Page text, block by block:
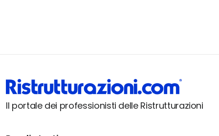
Il portale dei professionisti delle Ristrutturazioni